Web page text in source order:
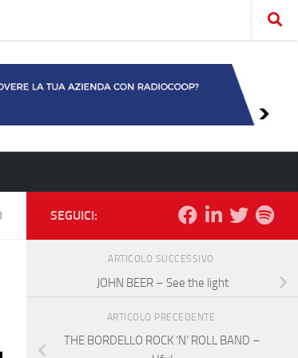
SEGUICI:
ARTICOLO SUCCESSIVO
JOHN BEER – See the light
ARTICOLO PRECEDENTE
THE BORDELLO ROCK ‘N’ ROLL BAND –